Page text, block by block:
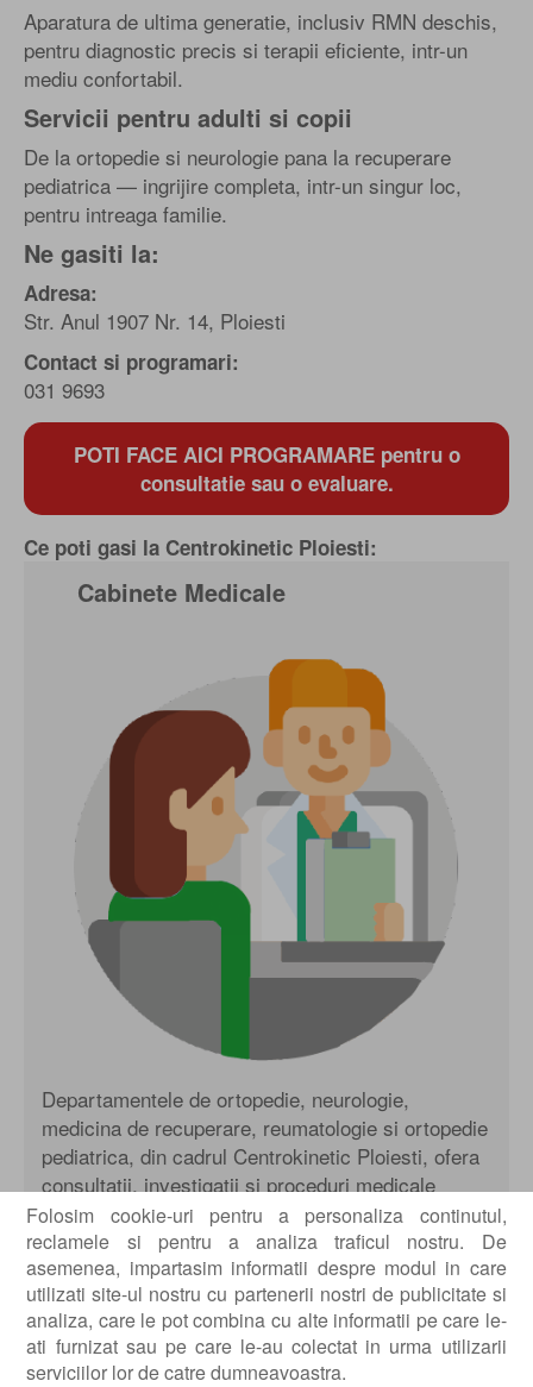
Folosim cookie-uri pentru a personaliza continutul,
reclamele si pentru a analiza traficul nostru. De
asemenea, impartasim informatii despre modul in care
utilizati site-ul nostru cu partenerii nostri de publicitate si
analiza, care le pot combina cu alte informatii pe care le-
ati furnizat sau pe care le-au colectat in urma utilizarii
serviciilor lor de catre dumneavoastra.
Aparatura de ultima generatie, inclusiv RMN deschis,
pentru diagnostic precis si terapii eficiente, intr-un
mediu confortabil.
Servicii pentru adulti si copii
De la ortopedie si neurologie pana la recuperare
pediatrica — ingrijire completa, intr-un singur loc,
pentru intreaga familie.
Ne gasiti la:
Adresa:
Str. Anul 1907 Nr. 14, Ploiesti
Contact si programari:
031 9693
POTI FACE AICI PROGRAMARE pentru o
consultatie sau o evaluare.
Ce poti gasi la Centrokinetic Ploiesti:
Cabinete Medicale
Departamentele de ortopedie, neurologie,
medicina de recuperare, reumatologie si ortopedie
pediatrica, din cadrul Centrokinetic Ploiesti, ofera
consultatii, investigatii si proceduri medicale
variate, precum si tratamente personalizate.
Echipa medicala se distinge prin expertiza sa in
tratamentul diverselor afectiuni si prin abordarea
multidisciplinara a cazurilor complexe.
RMN Deschis